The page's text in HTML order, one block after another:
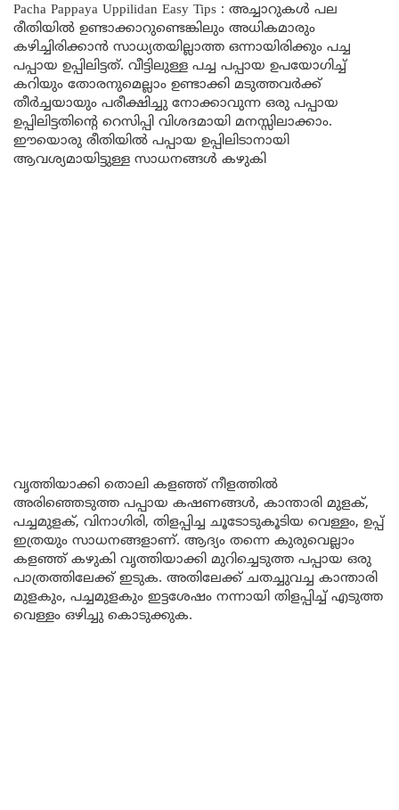
Pacha Pappaya Uppilidan Easy Tips : അച്ചാറുകൾ പല
രീതിയിൽ ഉണ്ടാക്കാറുണ്ടെങ്കിലും അധികമാരും
കഴിച്ചിരിക്കാൻ സാധ്യതയില്ലാത്ത ഒന്നായിരിക്കും പച്ച
പപ്പായ ഉപ്പിലിട്ടത്. വീട്ടിലുള്ള പച്ച പപ്പായ ഉപയോഗിച്ച്
കറിയും തോരനുമെല്ലാം ഉണ്ടാക്കി മടുത്തവർക്ക്
തീർച്ചയായും പരീക്ഷിച്ചു നോക്കാവുന്ന ഒരു പപ്പായ
ഉപ്പിലിട്ടതിന്റെ റെസിപ്പി വിശദമായി മനസ്സിലാക്കാം.
ഈയൊരു രീതിയിൽ പപ്പായ ഉപ്പിലിടാനായി
ആവശ്യമായിട്ടുള്ള സാധനങ്ങൾ കഴുകി
വൃത്തിയാക്കി തൊലി കളഞ്ഞ് നീളത്തിൽ
അരിഞ്ഞെടുത്ത പപ്പായ കഷണങ്ങൾ, കാന്താരി മുളക്,
പച്ചമുളക്, വിനാഗിരി, തിളപ്പിച്ച ചൂടോടുകൂടിയ വെള്ളം, ഉപ്പ്
ഇത്രയും സാധനങ്ങളാണ്. ആദ്യം തന്നെ കുരുവെല്ലാം
കളഞ്ഞ് കഴുകി വൃത്തിയാക്കി മുറിച്ചെടുത്ത പപ്പായ ഒരു
പാത്രത്തിലേക്ക് ഇടുക. അതിലേക്ക് ചതച്ചുവച്ച കാന്താരി
മുളകും, പച്ചമുളകും ഇട്ടശേഷം നന്നായി തിളപ്പിച്ച് എടുത്ത
വെള്ളം ഒഴിച്ചു കൊടുക്കുക.